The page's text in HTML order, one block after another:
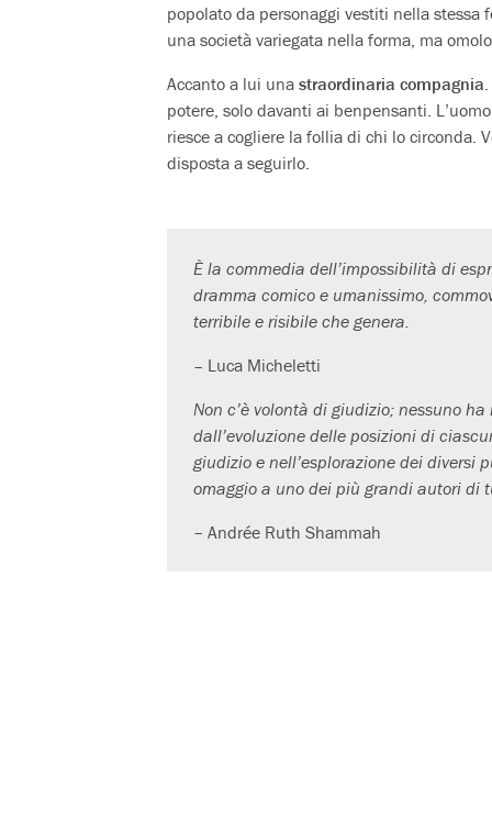
popolato da personaggi vestiti nella stessa
una società variegata nella forma, ma
Accanto a lui una straordinaria compagnia
potere, solo davanti ai benpensanti.
riesce a cogliere la follia di chi lo circonda.
disposta a seguirlo.
È la commedia dell’impossibilità di
dramma comico e umanissimo,
terribile e risibile che genera.
– Luca Micheletti
Non c’è volontà di giudizio; nessuno
dall’evoluzione delle posizioni di
giudizio e nell’esplorazione dei diversi
omaggio a uno dei più grandi autori di
– Andrée Ruth Shammah